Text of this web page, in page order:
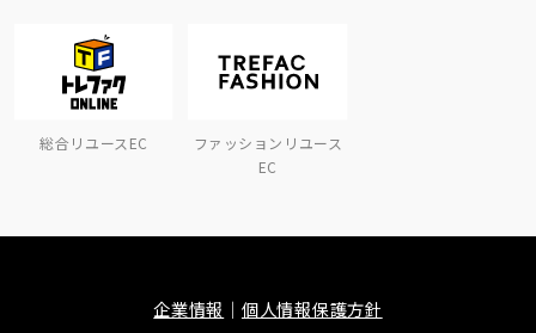
総合リユースEC
ファッションリユース
EC
企業情報 個人情報保護方針